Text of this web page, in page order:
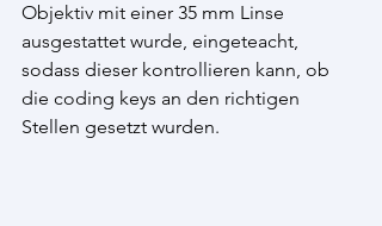
Objektiv mit einer 35 mm Linse
ausgestattet wurde, eingeteacht,
sodass dieser kontrollieren kann, ob
die coding keys an den richtigen
Stellen gesetzt wurden.